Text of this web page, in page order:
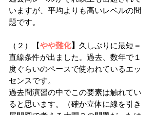
いますが、平均よりも高いレベルの問
題です。
（２）【やや難化】 久しぶりに最短＝
直線条件が出ました。過去、数年で１
度ぐらいのペースで使われているエッ
センスです。
過去問演習の中でこの要素は触れてい
ると思います。（確か立体に線を引き